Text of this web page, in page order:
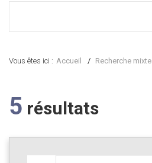
Vous êtes ici : Accueil Recherche mixte
5 résultats